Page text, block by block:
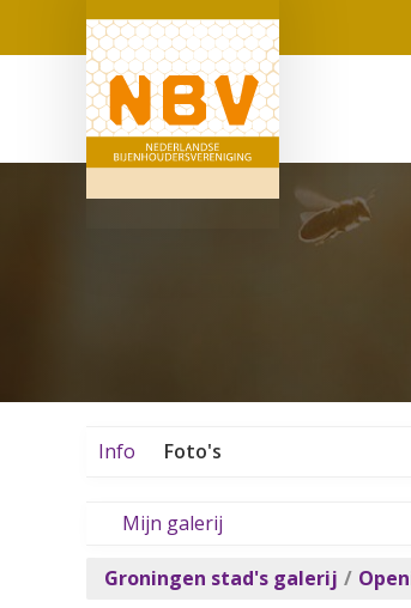
Info Foto's
Mijn galerij
Groningen stad's galerij /